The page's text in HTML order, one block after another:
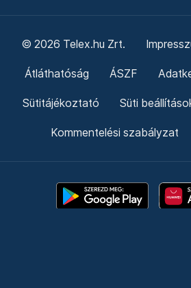
© 2026 Telex.hu Zrt.
Átláthatóság ÁSZF
Sütitájékoztató Süti
Kommentelési szabályzat